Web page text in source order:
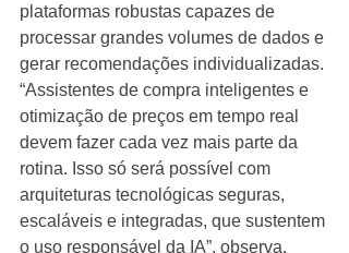
plataformas robustas capazes de
processar grandes volumes de dados e
gerar recomendações individualizadas.
“Assistentes de compra inteligentes e
otimização de preços em tempo real
devem fazer cada vez mais parte da
rotina. Isso só será possível com
arquiteturas tecnológicas seguras,
escaláveis e integradas, que sustentem
o uso responsável da IA”, observa.